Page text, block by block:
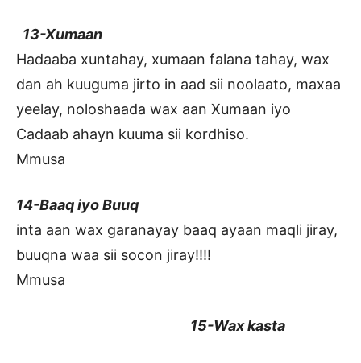
13-Xumaan
Hadaaba xuntahay, xumaan falana tahay, wax
dan ah kuuguma jirto in aad sii noolaato, maxaa
yeelay, noloshaada wax aan Xumaan iyo
Cadaab ahayn kuuma sii kordhiso.
Mmusa
14-Baaq iyo Buuq
inta aan wax garanayay baaq ayaan maqli jiray,
buuqna waa sii socon jiray!!!!
Mmusa
15-Wax kasta